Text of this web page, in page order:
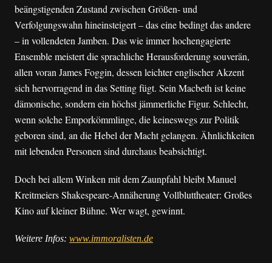
beängstigenden Zustand zwischen Größen- und
Verfolgungswahn hineinsteigert – das eine bedingt das andere
– in vollendeten Jamben. Das wie immer hochengagierte
Ensemble meistert die sprachliche Herausforderung souverän,
allen voran James Foggin, dessen leichter englischer Akzent
sich hervorragend in das Setting fügt. Sein Macbeth ist keine
dämonische, sondern ein höchst jämmerliche Figur. Schlecht,
wenn solche Emporkömmlinge, die keineswegs zur Politik
geboren sind, an die Hebel der Macht gelangen. Ähnlichkeiten
mit lebenden Personen sind durchaus beabsichtigt.
Doch bei allem Winken mit dem Zaunpfahl bleibt Manuel
Kreitmeiers Shakespeare-Annäherung Vollbluttheater: Großes
Kino auf kleiner Bühne. Wer wagt, gewinnt.
Weitere Infos: www.immoralisten.de